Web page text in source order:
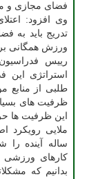
فضای مجازی و
وی افزود:
تدریج باید به
ورزش همگانی
رییس
استراتژی
طلبی از
ظرفیت های بسیار
این ظرفیت ها
ملایی رویکرد
ساله آینده را
کارهای ورزشی
بدانیم که